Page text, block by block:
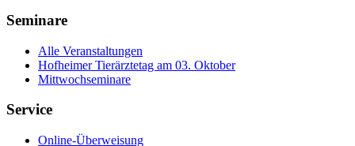
Seminare
Alle Veranstaltungen
Hofheimer Tierärztetag am 03. Oktober
Mittwochseminare
Service
Online-Überweisung